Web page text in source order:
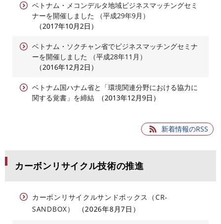
ベトナム・メコンデルタ地域ビジネスマッチングセミ
ナーを開催しました （平成29年9月）
2017年10月2日
ベトナム・ソクチャン省でビジネスマッチングセミナ
ーを開催しました （平成28年11月）
2016年12月2日
ベトナム国ハナム省と「環境関連分野における協力に
関する覚書」を締結
2013年12月9日
新着情報のRSS
カーボンリサイクル技術の推進
カーボンリサイクルサンドボックス（CR-
SANDBOX）
2026年8月7日